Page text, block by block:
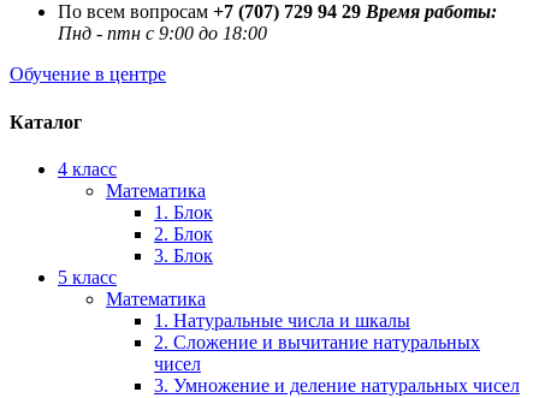
По всем вопросам +7 (707) 729 94 29 Время работы:
Пнд - птн с 9:00 до 18:00
Обучение в центре
Каталог
4 класс
Математика
1. Блок
2. Блок
3. Блок
5 класс
Математика
1. Натуральные числа и шкалы
2. Сложение и вычитание натуральных
чисел
3. Умножение и деление натуральных чисел